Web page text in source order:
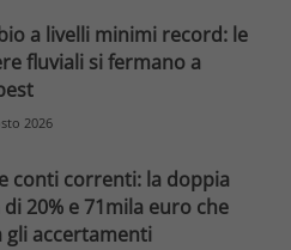
a livelli minimi record: le
fluviali si fermano a
2026
conti correnti: la doppia
di 20% e 71mila euro che
gli accertamenti